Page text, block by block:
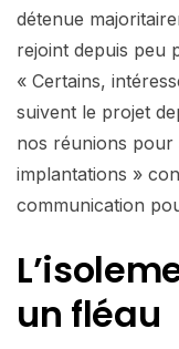
détenue
rejoint depuis peu
« Certains,
suivent le projet
nos réunions pour
implantations »
communication
un fléau